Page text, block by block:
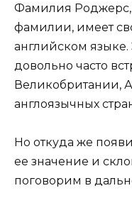
Фамилия Роджерс,
фамилии, имеет
английском языке.
довольно часто
Великобритании,
англоязычных
Но откуда же
ее значение и
поговорим в